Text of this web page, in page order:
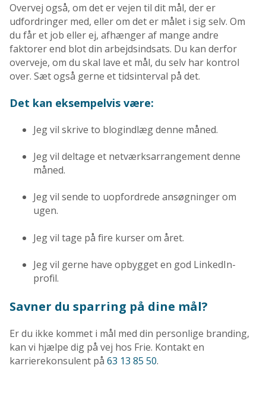
Overvej også, om det er vejen til dit mål, der er
udfordringer med, eller om det er målet i sig selv. Om
du får et job eller ej, afhænger af mange andre
faktorer end blot din arbejdsindsats. Du kan derfor
overveje, om du skal lave et mål, du selv har kontrol
over. Sæt også gerne et tidsinterval på det.
Det kan eksempelvis være:
Jeg vil skrive to blogindlæg denne måned.
Jeg vil deltage et netværksarrangement denne
måned.
Jeg vil sende to uopfordrede ansøgninger om
ugen.
Jeg vil tage på fire kurser om året.
Jeg vil gerne have opbygget en god LinkedIn-
profil.
Savner du sparring på dine mål?
Er du ikke kommet i mål med din personlige branding,
kan vi hjælpe dig på vej hos Frie. Kontakt en
karrierekonsulent på 63 13 85 50.